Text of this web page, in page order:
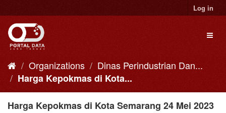
to
content
Log in
Organizations
Dinas Perindustrian Dan...
Harga Kepokmas di Kota...
Harga Kepokmas di Kota Semarang 24 Mei 2023